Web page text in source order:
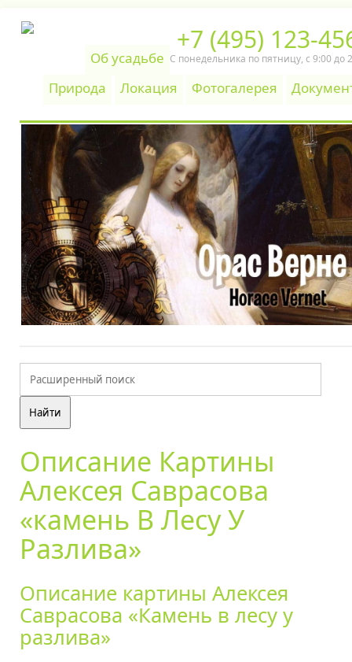
+7 (495) 123-
С понедельника по пятницу, c 9:00 до
Об усадьбе
Природа
Локация Фотогалерея
Описание Картины
Алексея Саврасова
«камень В Лесу У
Разлива»
Описание картины Алексея
Саврасова «Камень в лесу у
разлива»